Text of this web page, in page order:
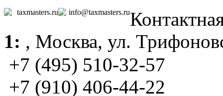
taxmasters.ru info@taxmasters.ru
1: , Москва, ул.
+7 (495) 510-32-57
+7 (910) 406-44-22